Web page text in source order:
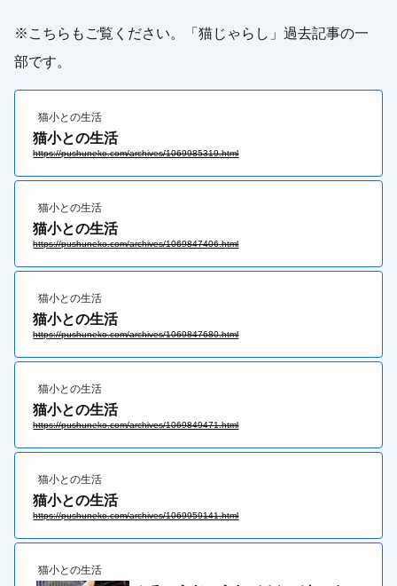
※こちらもご覧ください。「猫じゃらし」過去記事の一
部です。
猫小との生活
猫小との生活
https://pushuneko.com/archives/1069985319.html
猫小との生活
猫小との生活
https://pushuneko.com/archives/1069847406.html
猫小との生活
猫小との生活
https://pushuneko.com/archives/1069847680.html
猫小との生活
猫小との生活
https://pushuneko.com/archives/1069849471.html
猫小との生活
猫小との生活
https://pushuneko.com/archives/1069959141.html
猫小との生活